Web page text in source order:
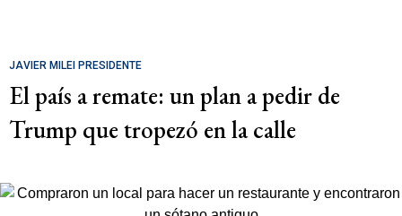
JAVIER MILEI PRESIDENTE
El país a remate: un plan a pedir de
Trump que tropezó en la calle